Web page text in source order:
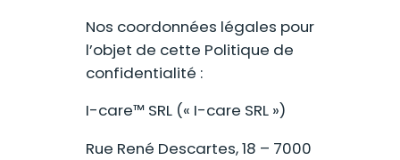
Nos coordonnées légales pour
l’objet de cette Politique de
confidentialité :
I-care™ SRL (« I-care SRL »)
Rue René Descartes, 18 – 7000